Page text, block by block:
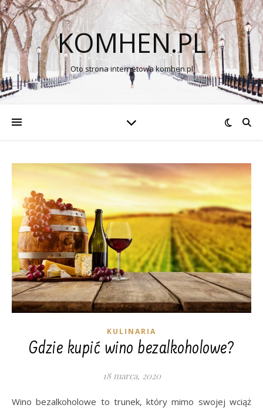
KOMHEN.PL
Oto strona internetowa komhen.pl
KULINARIA
Gdzie kupić wino bezalkoholowe?
18 marca, 2020
Wino bezalkoholowe to trunek, który mimo swojej wciąż